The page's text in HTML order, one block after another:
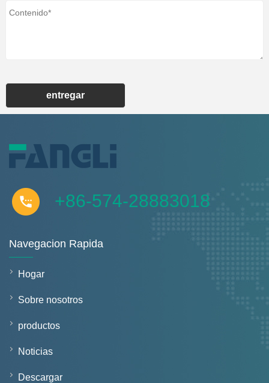
entregar
+86-574-28883018
Navegacion Rapida
Hogar
Sobre nosotros
productos
Noticias
Descargar